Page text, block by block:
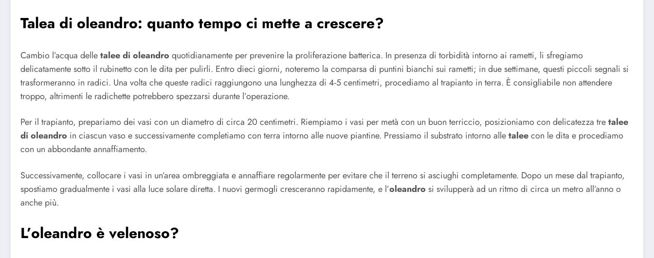
Talea di oleandro: quanto tempo ci mette a crescere?
Cambio l’acqua delletalee di oleandro quotidianamente per prevenire la proliferazione batterica. In presenza di torbidità intorno ai rametti, li sfregiamo
delicatamente sotto il rubinetto con le dita per pulirli. Entro dieci giorni, noteremo la comparsa di puntini bianchi sui rametti; in due settimane, questi piccoli segnali si
trasformeranno in radici. Una volta che queste radici raggiungono una lunghezza di 4-5 centimetri, procediamo al trapianto in terra. È consigliabile non attendere
troppo, altrimenti le radichette potrebbero spezzarsi durante l’operazione.
Per il trapianto, prepariamo dei vasi con un diametro di circa 20 centimetri. Riempiamo i vasi per metà con un buon terriccio, posizioniamo con delicatezza tretalee
di oleandro in ciascun vaso e successivamente completiamo con terra intorno alle nuove piantine. Pressiamo il substrato intorno alletaleecon le dita e procediamo
con un abbondante annaffiamento.
Successivamente, collocare i vasi in un’area ombreggiata e annaffiare regolarmente per evitare che il terreno si asciughi completamente. Dopo un mese dal trapianto,
spostiamo gradualmente i vasi alla luce solare diretta. I nuovi germogli cresceranno rapidamente, e l’oleandro si svilupperà ad un ritmo di circa un metro all’anno o
anche più.
L’oleandro è velenoso?